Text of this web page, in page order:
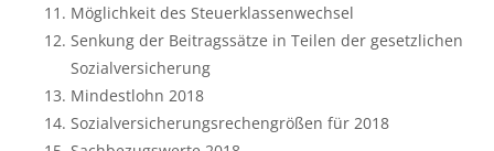
Möglichkeit des Steuerklassenwechsel
Senkung der Beitragssätze in Teilen der gesetzlichen
Sozialversicherung
Mindestlohn 2018
Sozialversicherungsrechengrößen für 2018